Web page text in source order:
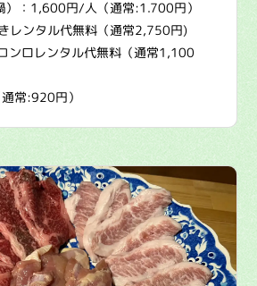
）：1,600円/人（通常:1.700円）
レンタル代無料（通常2,750円)
ンロレンタル代無料（通常1,100
常:920円）